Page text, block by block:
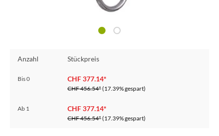
Anzahl Stückpreis
Bis0 CHF 377.14*
CHF 456.54*(17.39% gespart)
Ab 1 CHF 377.14*
CHF 456.54*(17.39% gespart)